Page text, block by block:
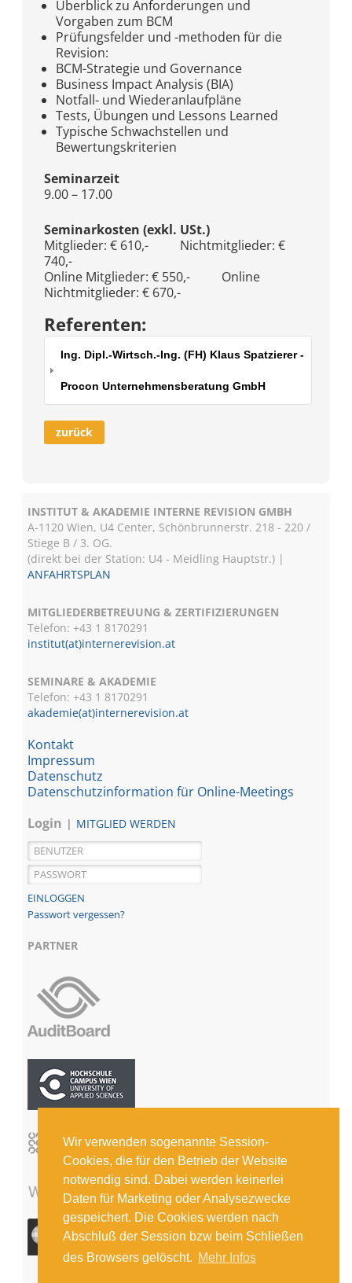
Wir verwenden sogenannte Session-
Cookies, die für den Betrieb der Website
notwendig sind. Dabei werden keinerlei
Daten für Marketing oder Analysezwecke
gespeichert. Die Cookies werden nach
Abschluß der Session bzw beim Schließen
des Browsers gelöscht. Mehr Infos
Überblick zu Anforderungen und
Vorgaben zum BCM
Prüfungsfelder und -methoden für die
Revision:
BCM-Strategie und Governance
Business Impact Analysis (BIA)
Notfall- und Wiederanlaufpläne
Tests, Übungen und Lessons Learned
Typische Schwachstellen und
Bewertungskriterien
Seminarzeit
9.00 – 17.00
Seminarkosten (exkl. USt.)
Mitglieder: € 610,- Nichtmitglieder: €
740,-
Online Mitglieder: € 550,- Online
Nichtmitglieder: € 670,-
Referenten:
Ing. Dipl.-Wirtsch.-Ing. (FH) Klaus Spatzierer -
Procon Unternehmensberatung GmbH
zurück
INSTITUT & AKADEMIE INTERNE REVISION GMBH
A-1120 Wien, U4 Center, Schönbrunnerstr. 218 - 220 /
Stiege B / 3. OG.
(direkt bei der Station: U4 - Meidling Hauptstr.) |
ANFAHRTSPLAN
MITGLIEDERBETREUUNG & ZERTIFIZIERUNGEN
Telefon: +43 1 8170291
institut(at)internerevision.at
SEMINARE & AKADEMIE
Telefon: +43 18170291
akademie(at)internerevision.at
Kontakt
Impressum
Datenschutz
Datenschutzinformation für Online-Meetings
Login
MITGLIED WERDEN
Passwort vergessen?
PARTNER